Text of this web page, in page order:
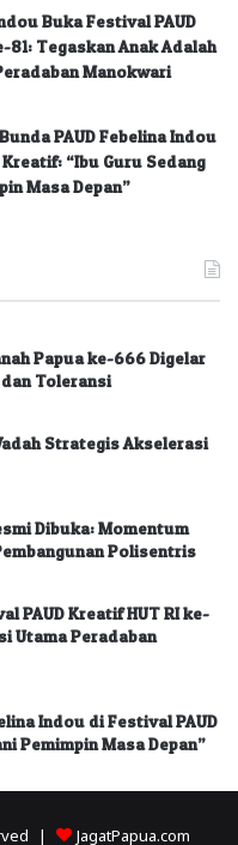
Buka Festival PAUD
81: Tegaskan Anak Adalah
Manokwari
PAUD Febelina Indou
“Ibu Guru Sedang
Masa Depan”
Papua ke-666 Digelar
Toleransi
Strategis Akselerasi
Dibuka: Momentum
Polisentris
PAUD Kreatif HUT RI ke-
Utama Peradaban
Indou di Festival PAUD
Pemimpin Masa Depan”
| JagatPapua.com